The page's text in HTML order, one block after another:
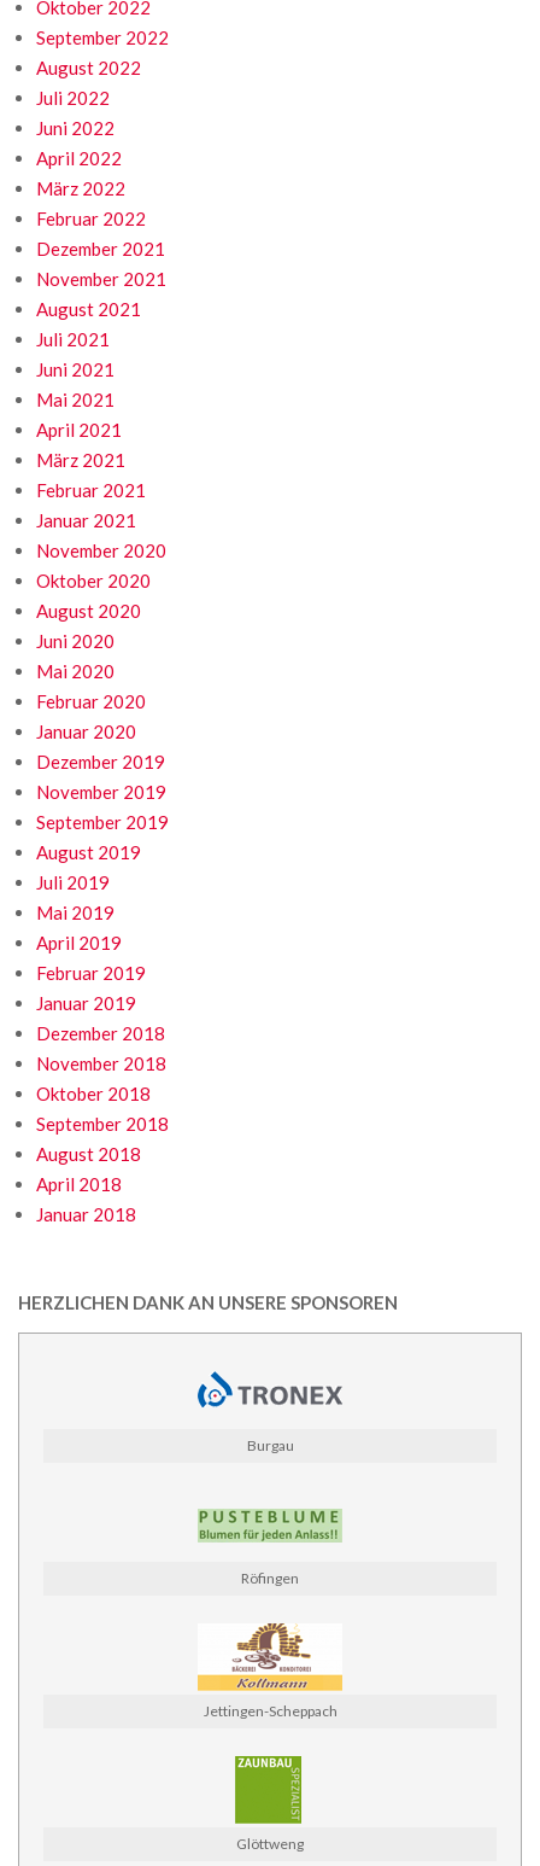
Oktober 2022
September 2022
August 2022
Juli 2022
Juni 2022
April 2022
März 2022
Februar 2022
Dezember 2021
November 2021
August 2021
Juli 2021
Juni 2021
Mai 2021
April 2021
März 2021
Februar 2021
Januar 2021
November 2020
Oktober 2020
August 2020
Juni 2020
Mai 2020
Februar 2020
Januar 2020
Dezember 2019
November 2019
September 2019
August 2019
Juli 2019
Mai 2019
April 2019
Februar 2019
Januar 2019
Dezember 2018
November 2018
Oktober 2018
September 2018
August 2018
April 2018
Januar 2018
HERZLICHEN DANK AN UNSERE SPONSOREN
Burgau
Röfingen
Jettingen-Scheppach
Glöttweng